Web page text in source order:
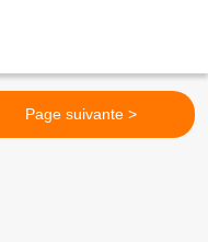
Page suivante >